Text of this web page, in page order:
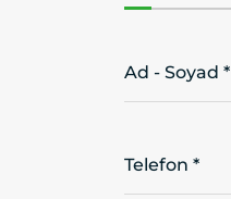
Ad - Soyad *
Telefon *